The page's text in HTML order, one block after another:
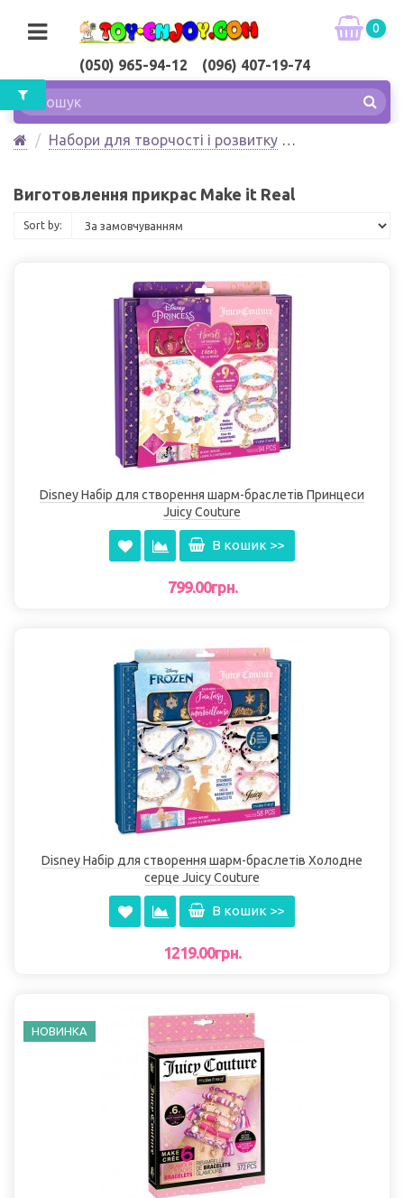
(050) 965-94-12 (096) 407-19-74
0
Набори для творчості і розвитку
Виготовлення прикрас Make it Real
Sort by:
Disney Набір для створення шарм-браслетів Принцеси
Juicy Couture
В кошик >>
799.00грн.
Disney Набір для створення шарм-браслетів Холодне
серце Juicy Couture
В кошик >>
1219.00грн.
НОВИНКА